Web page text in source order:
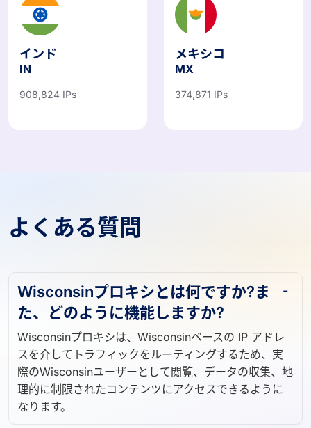
インド
IN
908,824 IPs
メキシコ
MX
374,871 IPs
よくある質問
Wisconsinプロキシとは何ですか?ま
た、どのように機能しますか?
Wisconsinプロキシは、Wisconsinベースの IP アドレ
スを介してトラフィックをルーティングするため、実
際のWisconsinユーザーとして閲覧、データの収集、地
理的に制限されたコンテンツにアクセスできるように
なります。